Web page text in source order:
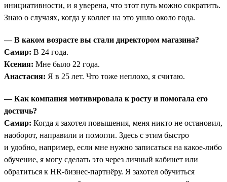
инициативности, и я уверена, что этот путь можно сократить.
Знаю о случаях, когда у коллег на это ушло около года.
— В каком возрасте вы стали директором магазина?
Самир: В 24 года.
Ксения: Мне было 22 года.
Анастасия: Я в 25 лет. Что тоже неплохо, я считаю.
— Как компания мотивировала к росту и помогала его
достичь?
Самир: Когда я захотел повышения, меня никто не остановил,
наоборот, направили и помогли. Здесь с этим быстро
и удобно, например, если мне нужно записаться на какое-либо
обучение, я могу сделать это через личный кабинет или
обратиться к HR-бизнес-партнёру. Я захотел обучиться